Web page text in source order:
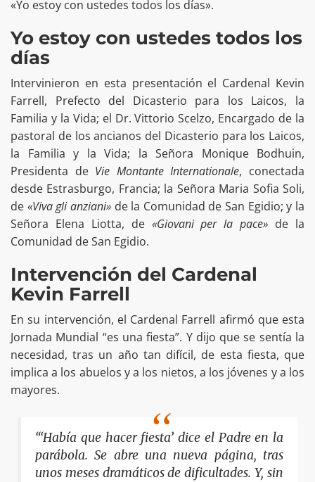
«Yo estoy con ustedes todos los días».
Yo estoy con ustedes todos los
días
Intervinieron en esta presentación el Cardenal Kevin
Farrell, Prefecto del Dicasterio para los Laicos, la
Familia y la Vida; el Dr. Vittorio Scelzo, Encargado de la
pastoral de los ancianos del Dicasterio para los Laicos,
la Familia y la Vida; la Señora Monique Bodhuin,
Presidenta de Vie Montante Internationale, conectada
desde Estrasburgo, Francia; la Señora Maria Sofia Soli,
de «Viva gli anziani»de la Comunidad de San Egidio; y la
Señora Elena Liotta, de «Giovani per la pace» de la
Comunidad de San Egidio.
Intervención del Cardenal
Kevin Farrell
En su intervención, el Cardenal Farrell afirmó que esta
Jornada Mundial “es una fiesta”. Y dijo que se sentía la
necesidad, tras un año tan difícil, de esta fiesta, que
implica a los abuelos y a los nietos, a los jóvenes y a los
mayores.
“‘Había que hacer fiesta’ dice el Padre en la
parábola. Se abre una nueva página, tras
unos meses dramáticos de dificultades. Y, sin